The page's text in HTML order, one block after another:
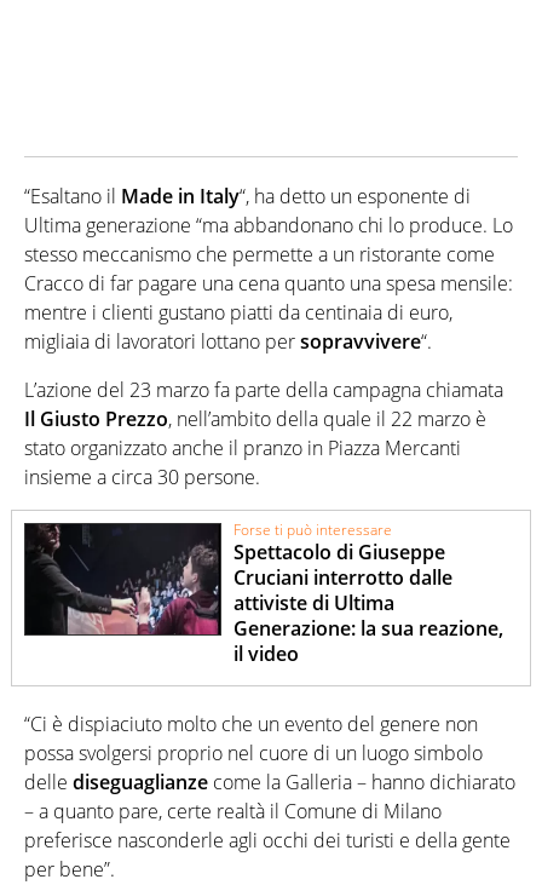
“Esaltano il Made in Italy“, ha detto un esponente di
Ultima generazione “ma abbandonano chi lo produce. Lo
stesso meccanismo che permette a un ristorante come
Cracco di far pagare una cena quanto una spesa mensile:
mentre i clienti gustano piatti da centinaia di euro,
migliaia di lavoratori lottano persopravvivere“.
L’azione del 23 marzo fa parte della campagna chiamata
Il Giusto Prezzo, nell’ambito della quale il 22 marzo è
stato organizzato anche il pranzo in Piazza Mercanti
insieme a circa 30 persone.
Forse ti può interessare
Spettacolo di Giuseppe
Cruciani interrotto dalle
attiviste di Ultima
Generazione: la sua reazione,
il video
“Ci è dispiaciuto molto che un evento del genere non
possa svolgersi proprio nel cuore di un luogo simbolo
delle diseguaglianze come la Galleria – hanno dichiarato
– a quanto pare, certe realtà il Comune di Milano
preferisce nasconderle agli occhi dei turisti e della gente
per bene”.